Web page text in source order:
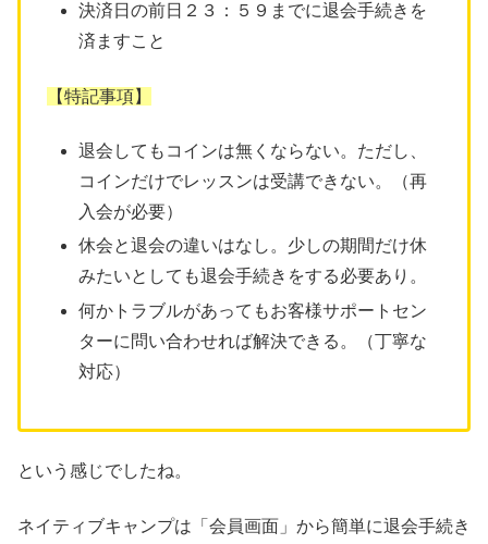
決済日の前日２３：５９までに退会手続きを
済ますこと
【特記事項】
退会してもコインは無くならない。ただし、
コインだけでレッスンは受講できない。（再
入会が必要）
休会と退会の違いはなし。少しの期間だけ休
みたいとしても退会手続きをする必要あり。
何かトラブルがあってもお客様サポートセン
ターに問い合わせれば解決できる。（丁寧な
対応）
という感じでしたね。
ネイティブキャンプは「会員画面」から簡単に退会手続き